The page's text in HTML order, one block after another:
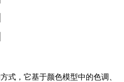
式，它基于颜色模型中的色调、